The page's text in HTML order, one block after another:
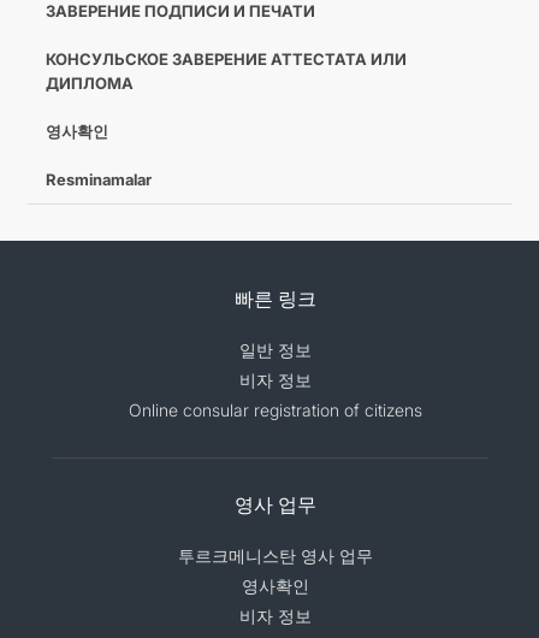
ЗАВЕРЕНИЕ ПОДПИСИ И ПЕЧАТИ
КОНСУЛЬСКОЕ ЗАВЕРЕНИЕ АТТЕСТАТА ИЛИ
ДИПЛОМА
영사확인
Resminamalar
빠른 링크
일반 정보
비자 정보
Online consular registration of citizens
영사 업무
투르크메니스탄 영사 업무
영사확인
비자 정보